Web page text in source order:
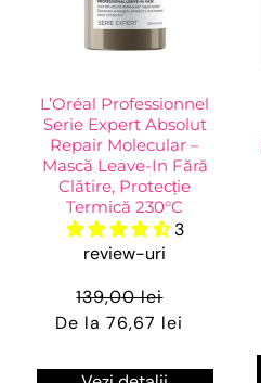
L’Oréal Professionnel
Serie Expert Absolut
Repair Molecular –
Mască Leave-In Fără
Clătire, Protecție
Termică 230°C
3
review-uri
139,00 lei
De la 76,67 lei